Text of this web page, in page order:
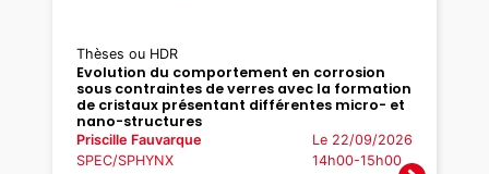
Thèses ou HDR
Evolution du comportement en corrosion
sous contraintes de verres avec la formation
de cristaux présentant différentes micro- et
nano-structures
Priscille Fauvarque
SPEC/SPHYNX
Le 22/09/2026
14h00-15h00